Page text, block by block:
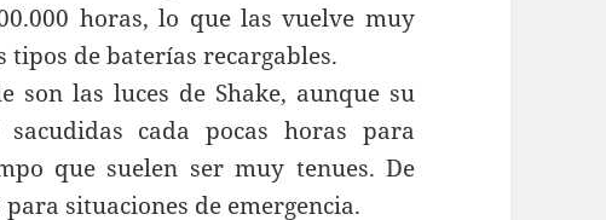
horas, lo que las vuelve muy
tipos de baterías recargables.
las luces de Shake, aunque su
cada pocas horas para
que suelen ser muy tenues. De
situaciones de emergencia.